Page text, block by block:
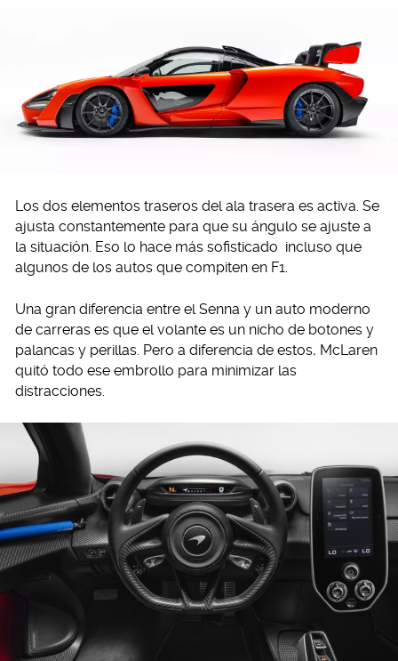
Los dos elementos traseros del ala trasera es activa. Se
ajusta constantemente para que su ángulo se ajuste a
la situación. Eso lo hace más sofisticado incluso que
algunos de los autos que compiten en F1.
Una gran diferencia entre el Senna y un auto moderno
de carreras es que el volante es un nicho de botones y
palancas y perillas. Pero a diferencia de estos, McLaren
quitó todo ese embrollo para minimizar las
distracciones.